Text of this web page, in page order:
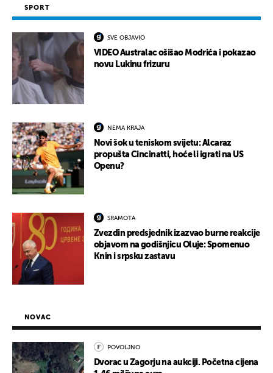
SPORT
SVE OBJAVIO
VIDEO Australac ošišao Modrića i pokazao
novu Lukinu frizuru
NEMA KRAJA
Novi šok u teniskom svijetu: Alcaraz
propušta Cincinatti, hoće li igrati na US
Openu?
SRAMOTA
Zvezdin predsjednik izazvao burne reakcije
objavom na godišnjicu Oluje: Spomenuo
Knin i srpsku zastavu
NOVAC
POVOLJNO
Dvorac u Zagorju na aukciji. Početna cijena